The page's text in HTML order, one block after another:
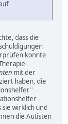
dass die
konnte
mit der
haben, die
wirklich und
die Autisten